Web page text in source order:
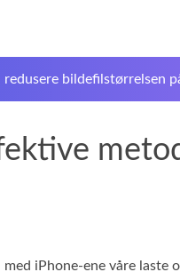
redusere bildefilstørrelsen
med iPhone-ene våre laste